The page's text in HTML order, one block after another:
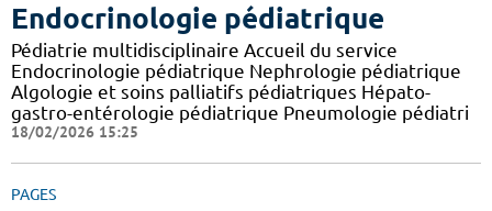
Endocrinologie pédiatrique
Pédiatrie multidisciplinaire Accueil du service
Endocrinologie pédiatrique Nephrologie pédiatrique
Algologie et soins palliatifs pédiatriques Hépato-
gastro-entérologie pédiatrique Pneumologie pédiatri
18/02/2026 15:25
PAGES